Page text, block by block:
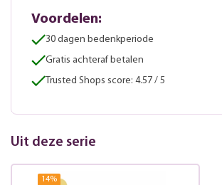
Voordelen:
30 dagen bedenkperiode
Gratis achteraf betalen
Trusted Shops score: 4.57 / 5
Uit deze serie
14%